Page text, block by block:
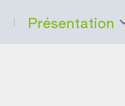
Présentation